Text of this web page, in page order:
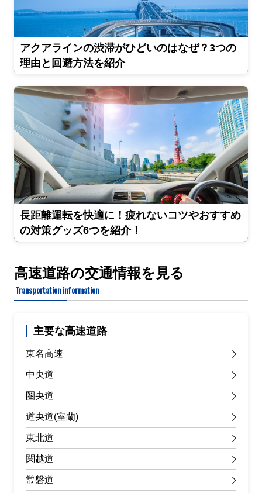
アクアラインの渋滞がひどいのはなぜ？3つの
理由と回避方法を紹介
長距離運転を快適に！疲れないコツやおすすめ
の対策グッズ6つを紹介！
高速道路の交通情報を見る
Transportation information
主要な高速道路
東名高速
中央道
圏央道
道央道(室蘭)
東北道
関越道
常磐道